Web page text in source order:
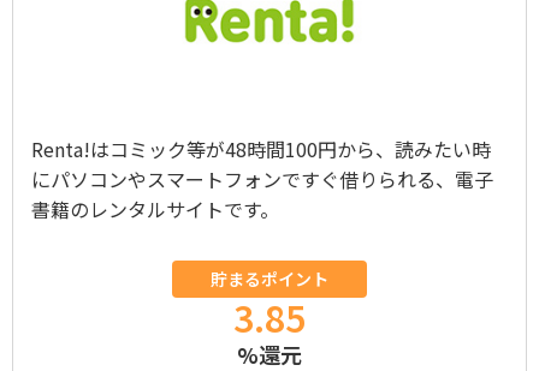
Renta!はコミック等が48時間100円から、読みたい時
にパソコンやスマートフォンですぐ借りられる、電子
書籍のレンタルサイトです。
貯まるポイント
3.85
%還元